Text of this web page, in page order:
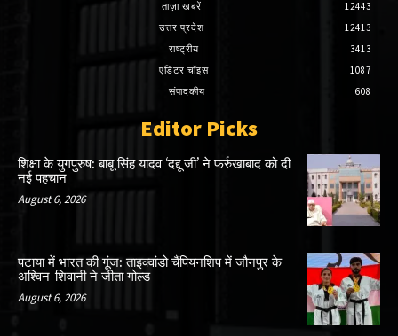
ताज़ा खबरें
12443
उत्तर प्रदेश
12413
राष्ट्रीय
3413
एडिटर चॉइस
1087
संपादकीय
608
Editor Picks
शिक्षा के युगपुरुष: बाबू सिंह यादव ‘दद्दू जी’ ने फर्रुखाबाद को दी
नई पहचान
August 6, 2026
पटाया में भारत की गूंज: ताइक्वांडो चैंपियनशिप में जौनपुर के
अश्विन-शिवानी ने जीता गोल्ड
August 6, 2026